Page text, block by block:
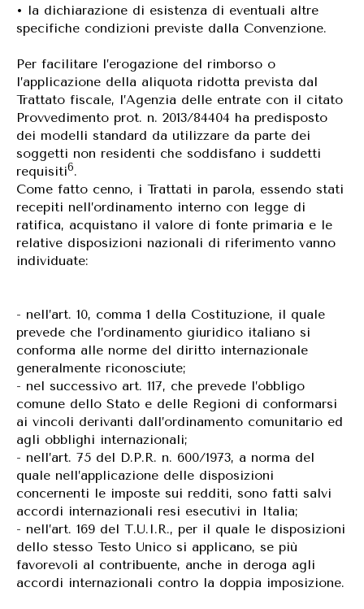
• la dichiarazione di esistenza di eventuali altre
specifiche condizioni previste dalla Convenzione.
Per facilitare l’erogazione del rimborso o
l’applicazione della aliquota ridotta prevista dal
Trattato fiscale, l’Agenzia delle entrate con il citato
Provvedimento prot. n. 2013/84404 ha predisposto
dei modelli standard da utilizzare da parte dei
soggetti non residenti che soddisfano i suddetti
requisiti6.
Come fatto cenno, i Trattati in parola, essendo stati
recepiti nell’ordinamento interno con legge di
ratifica, acquistano il valore di fonte primaria e le
relative disposizioni nazionali di riferimento vanno
individuate:
- nell’art. 10, comma 1 della Costituzione, il quale
prevede che l’ordinamento giuridico italiano si
conforma alle norme del diritto internazionale
generalmente riconosciute;
- nel successivo art. 117, che prevede l’obbligo
comune dello Stato e delle Regioni di conformarsi
ai vincoli derivanti dall’ordinamento comunitario ed
agli obblighi internazionali;
- nell’art. 75 del D.P.R. n. 600/1973, a norma del
quale nell’applicazione delle disposizioni
concernenti le imposte sui redditi, sono fatti salvi
accordi internazionali resi esecutivi in Italia;
- nell’art. 169 del T.U.I.R., per il quale le disposizioni
dello stesso Testo Unico si applicano, se più
favorevoli al contribuente, anche in deroga agli
accordi internazionali contro la doppia imposizione.